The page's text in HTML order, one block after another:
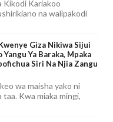
Kikodi Kariakoo
na walipakodi
Giza Nikiwa Sijui
Ya Baraka, Mpaka
Siri Na Njia Zangu
wa maisha yako ni
Kwa miaka mingi,